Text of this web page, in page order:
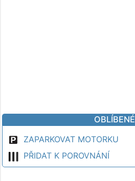
OBLÍBENÉ
ZAPARKOVAT MOTORKU
PŘIDAT K POROVNÁNÍ